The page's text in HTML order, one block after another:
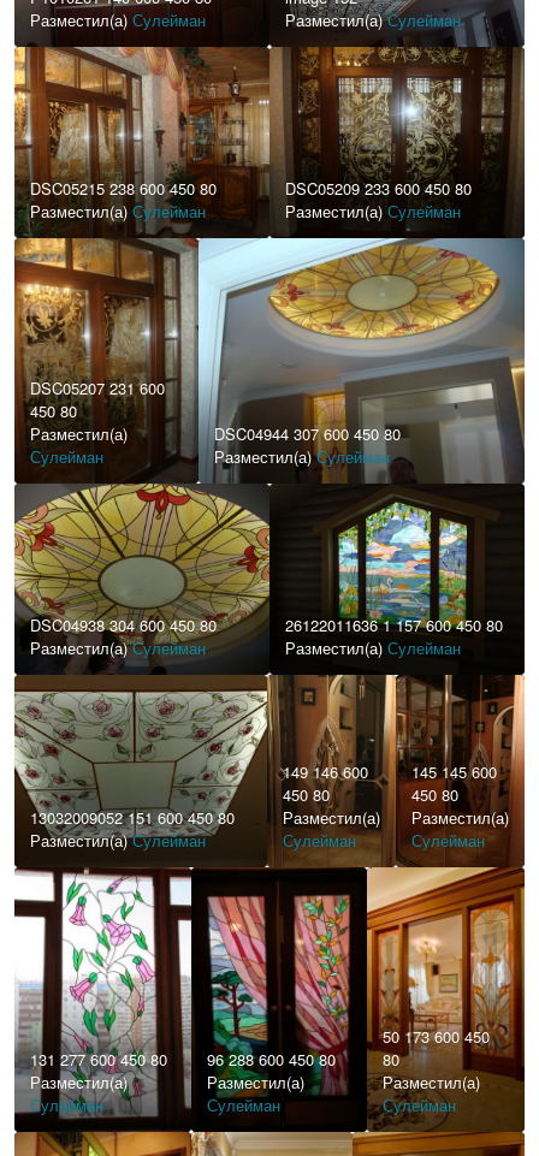
Разместил(а) Сулейман
Разместил(а)Сулейман
DSC05215 238 600 450 80
Разместил(а) Сулейман
DSC05209 233 600 450 80
Разместил(а) Сулейман
DSC05207 231 600
450 80
Разместил(а)
Сулейман
DSC04944 307 600 450 80
Разместил(а)Сулейман
DSC04938 304 600 450 80
Разместил(а)Сулейман
26122011636 1 157 600 450 80
Разместил(а) Сулейман
13032009052 151 600 450 80
Разместил(а)Сулейман
149 146 600
450 80
Разместил(а)
Сулейман
145 145 600
450 80
Разместил(а)
Сулейман
131 277 600 450 80
Разместил(а)
Сулейман
96 288 600 450 80
Разместил(а)
Сулейман
50 173 600 450
80
Разместил(а)
Сулейман